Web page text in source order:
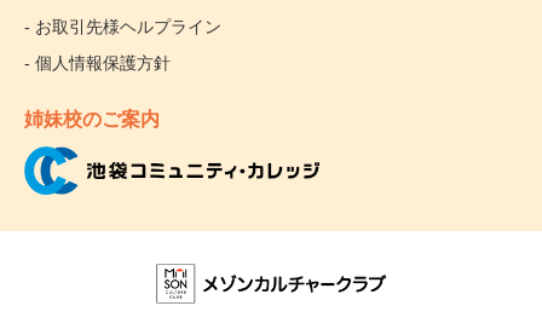
- お取引先様ヘルプライン
- 個人情報保護方針
姉妹校のご案内